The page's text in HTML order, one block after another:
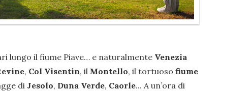
lungo il fiume Piave… e naturalmente Venezia
, Col Visentin, il Montello, il tortuoso fiume
di Jesolo, Duna Verde, Caorle... A un’ora di